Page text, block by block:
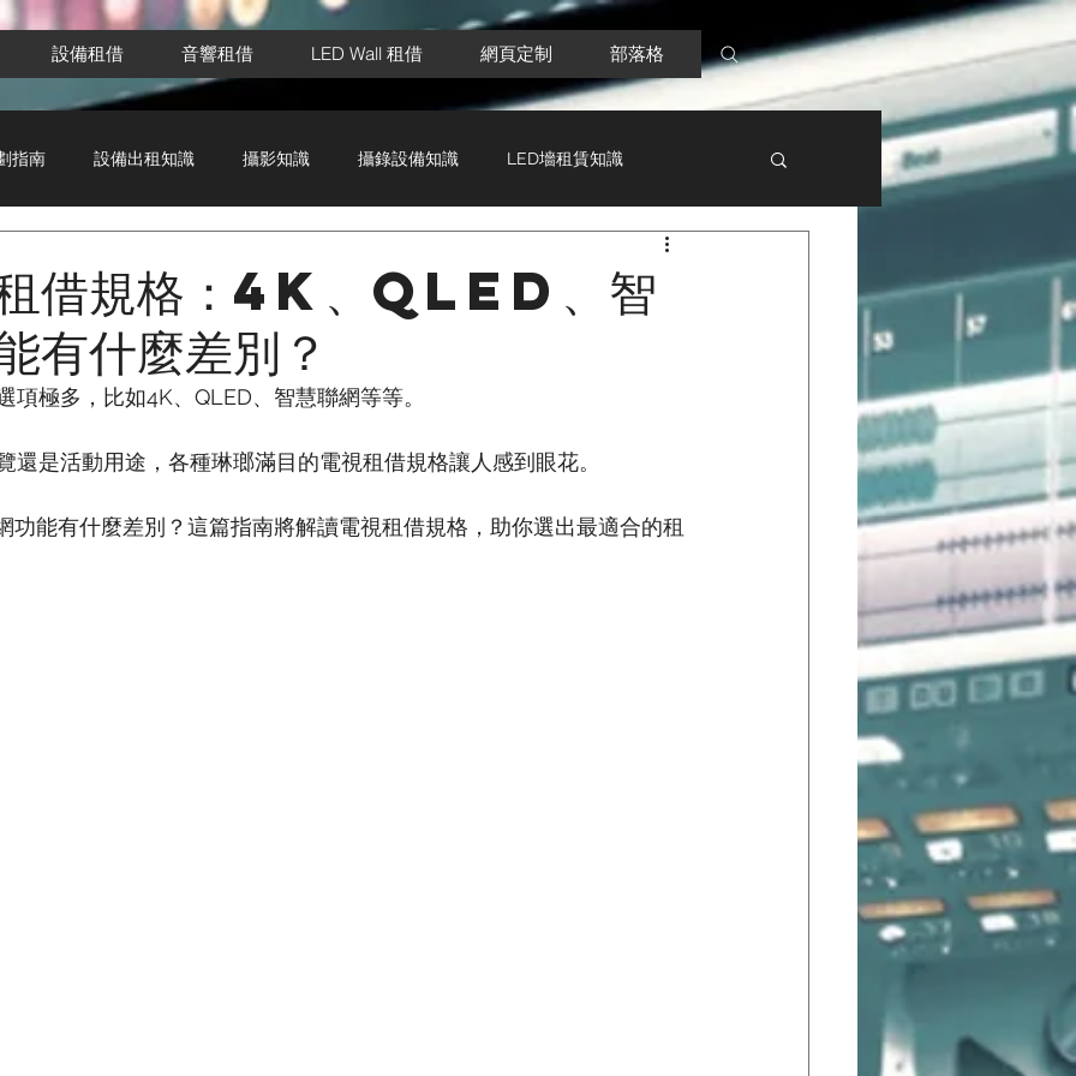
設備租借 音響租借 LED Wall 租借 網頁定制 部落格
指南 設備出租知識 攝影知識 攝錄設備知識 LED墻租賃知識
借規格：4K、QLED、智
有什麼差別？
項極多，比如4K、QLED、智慧聯網等等。
還是活動用途，各種琳瑯滿目的電視租借規格讓人感到眼花。
功能有什麼差別？這篇指南將解讀電視租借規格，助你選出最適合的租